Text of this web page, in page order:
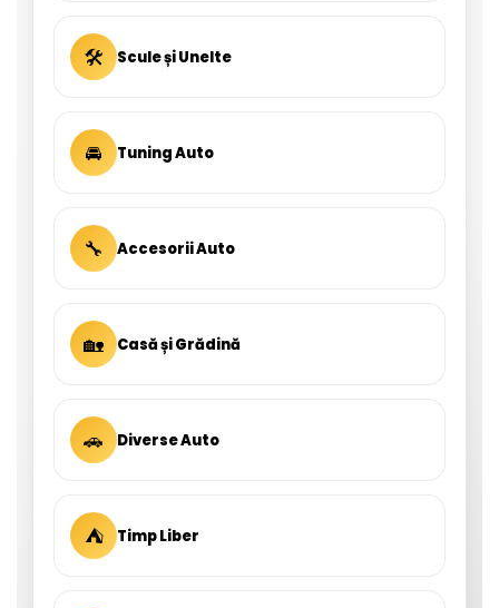
🛠 Scule și Unelte
🚘 Tuning Auto
🔧 Accesorii Auto
🏡 Casă și Grădină
🚗 Diverse Auto
⛺ Timp Liber